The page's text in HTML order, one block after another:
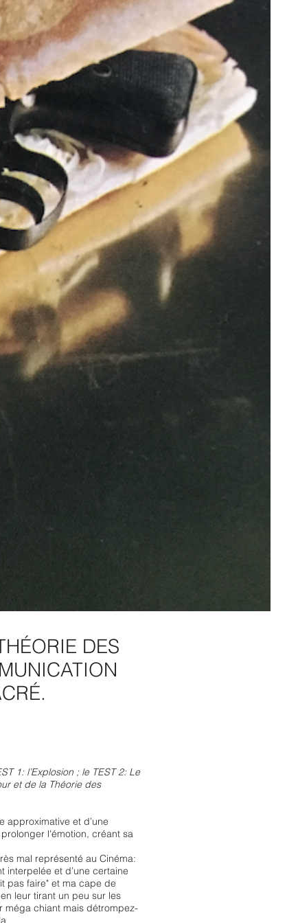
DES
1: l’Explosion ; le TEST 2: Le
et de la Théorie des
approximative et d’une
l'émotion, créant sa
mal représenté au Cinéma:
interpelée et d’une certaine
pas faire" et ma cape de
leur tirant un peu sur les
méga chiant mais détrompez-